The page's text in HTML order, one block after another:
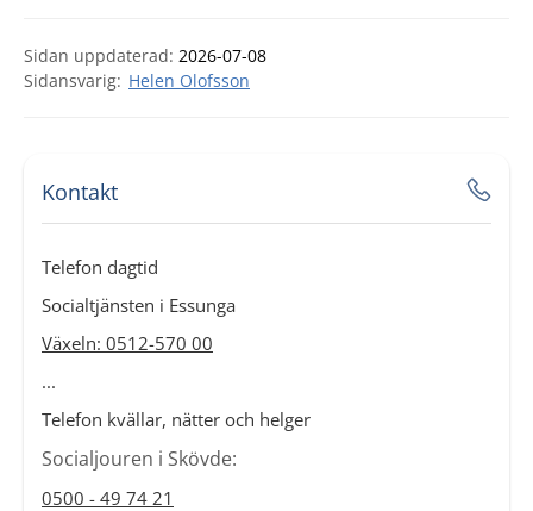
Sidan uppdaterad: 2026-07-08
Helen Olofsson
Kontakt
Telefon dagtid
Socialtjänsten i Essunga
Växeln: 0512-570 00
...
Telefon kvällar, nätter och helger
Socialjouren i Skövde:
0500 - 49 74 21